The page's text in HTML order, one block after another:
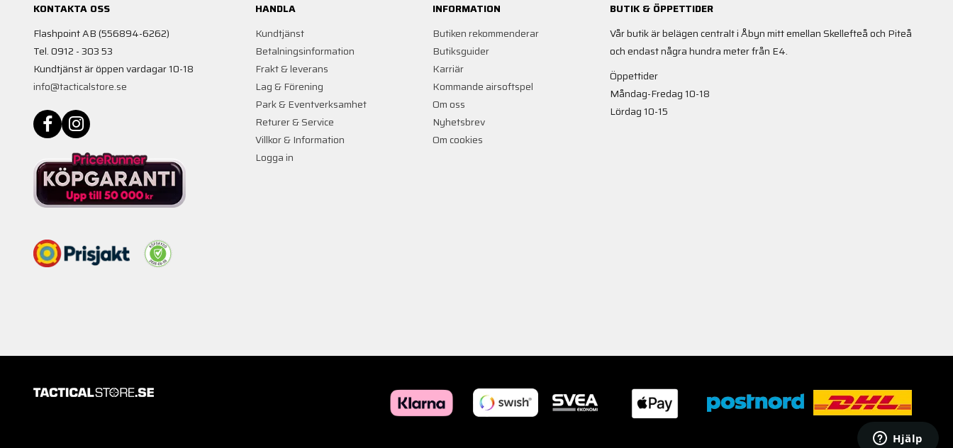
KONTAKTA OSS
Flashpoint AB (556894-6262)
Tel. 0912 - 303 53
Kundtjänst är öppen vardagar 10-18
info@tacticalstore.se
HANDLA
Kundtjänst
Betalningsinformation
Frakt & leverans
Lag & Förening
Park & Eventverksamhet
Returer & Service
Villkor & Information
Logga in
INFORMATION
Butiken rekommenderar
Butiksguider
Karriär
Kommande airsoftspel
Om oss
Nyhetsbrev
Om cookies
BUTIK & ÖPPETTIDER
Vår butik är belägen centralt i Åbyn mitt emellan Skellefteå och Piteå
och endast några hundra meter från E4.
Öppettider
Måndag-Fredag 10-18
Lördag 10-15